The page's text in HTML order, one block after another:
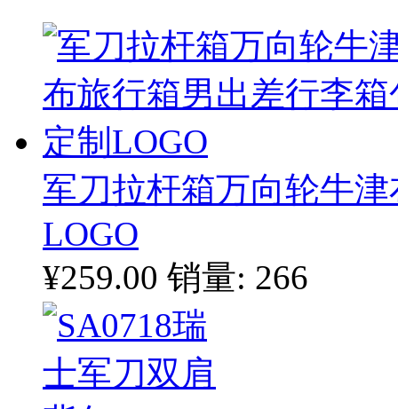
军刀拉杆箱万向轮牛
LOGO
¥259.00 销量: 266